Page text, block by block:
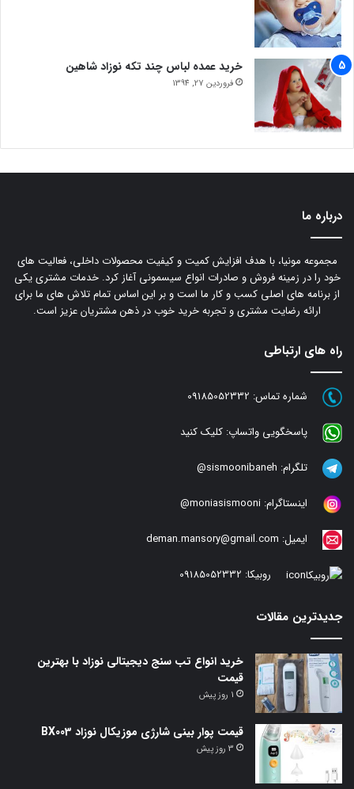
خرید عمده لباس چند تکه نوزاد شاهین
فروردین 27, 1394
درباره ما
مجموعه مونیا، با هدف افزایش کمیت و کیفیت محصولات داخلی، فعالیت های
خود را در زمینه فروش و صادرات انواع سیسمونی آغاز کرد. خدمات مشتری یکی
از برنامه های اصلی کسب و کار ما است و بر این اساس تمام تلاش های ما برای
ارائه رضایت مشتری و تجربه خرید خوب در ذهن مشتریان عزیز است.
راه های ارتباطی
شماره تماس: 09185052332
پاسخگویی واتساپ: کلیک کنید
تلگرام: sismoonibaneh@
اینستاگرام: moniasismooni@
ایمیل: deman.mansory@gmail.com
روبیکا: 09185052332
جدیدترین مقالات
خرید انواع تب سنج دیجیتالی نوزاد با بهترین
قیمت
1 روز پیش
قیمت پوار بینی شارژی موزیکال نوزاد BX003
3 روز پیش